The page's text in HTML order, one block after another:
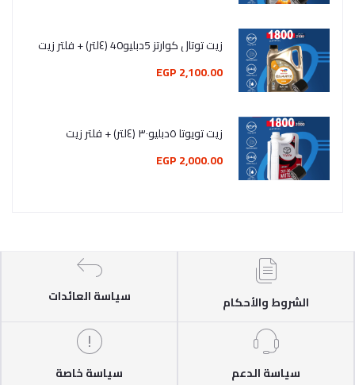
زيت توتال كوارتز 5دبليو40 (٤لتر) + فلتر زيت
2,100.00 EGP
زيت تويوتا ٥دبليو٣٠ (٤لتر) + فلتر زيت
2,000.00 EGP
الشروط والأحكام سياسة العائدات
سياسة الدعم سياسة خاصة